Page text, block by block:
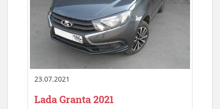
23.07.2021
Lada Granta 2021